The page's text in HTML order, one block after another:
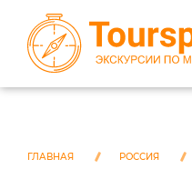
ЭКСКУРСИИ ПО МОСКВЕ
ГЛАВНАЯ РОССИЯ